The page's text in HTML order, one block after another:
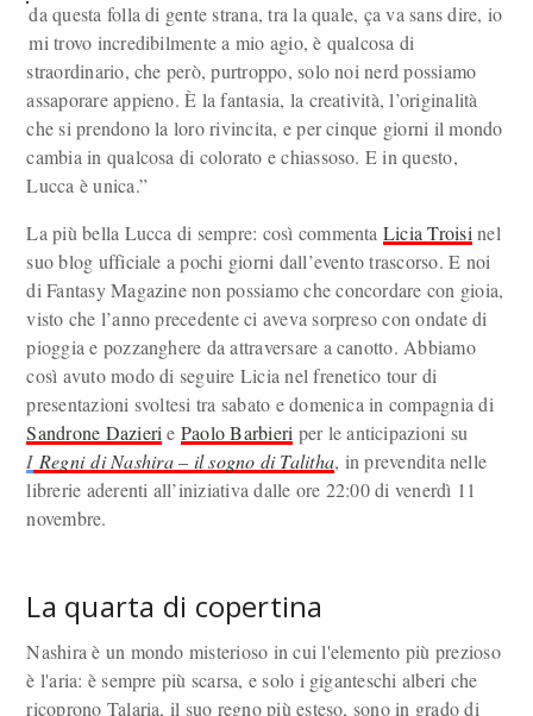
da questa folla di gente strana, tra la quale, ça va sans dire, io
mi trovo incredibilmente a mio agio, è qualcosa di
straordinario, che però, purtroppo, solo noi nerd possiamo
assaporare appieno. È la fantasia, la creatività, l’originalità
che si prendono la loro rivincita, e per cinque giorni il mondo
cambia in qualcosa di colorato e chiassoso. E in questo,
Lucca è unica.”
La più bella Lucca di sempre: così commenta Licia Troisi nel
suo blog ufficiale a pochi giorni dall’evento trascorso. E noi
di Fantasy Magazine non possiamo che concordare con gioia,
visto che l’anno precedente ci aveva sorpreso con ondate di
pioggia e pozzanghere da attraversare a canotto. Abbiamo
così avuto modo di seguire Licia nel frenetico tour di
presentazioni svoltesi tra sabato e domenica in compagnia di
Sandrone Dazieri e Paolo Barbieri per le anticipazioni su
I Regni di Nashira – il sogno di Talitha, in prevendita nelle
librerie aderenti all’iniziativa dalle ore 22:00 di venerdì 11
novembre.
La quarta di copertina
Nashira è un mondo misterioso in cui l'elemento più prezioso
è l'aria: è sempre più scarsa, e solo i giganteschi alberi che
ricoprono Talaria, il suo regno più esteso, sono in grado di